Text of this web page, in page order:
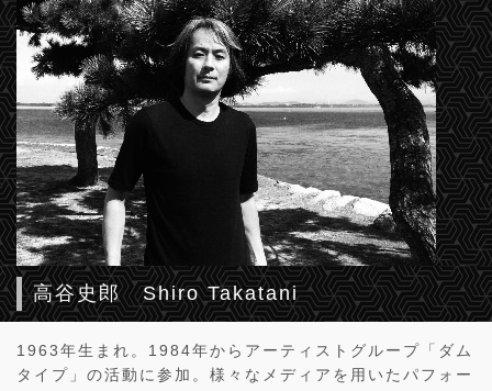
高谷史郎 Shiro Takatani
1963年生まれ。1984年からアーティストグループ「ダム
タイプ」の活動に参加。様々なメディアを用いたパフォー